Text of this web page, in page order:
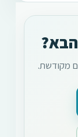
מקודשת.